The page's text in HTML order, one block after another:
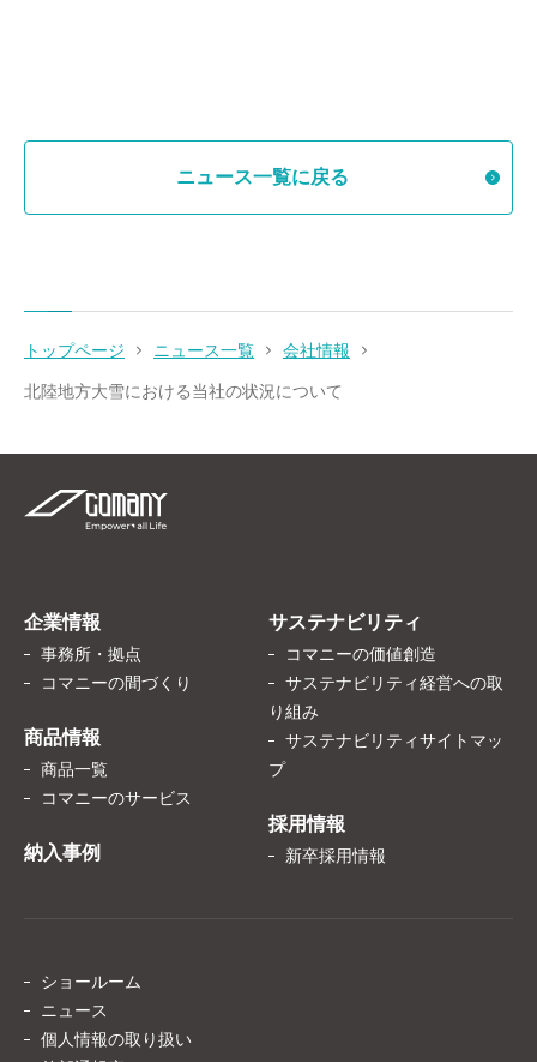
ニュース一覧に戻る
トップページ ニュース一覧 会社情報
北陸地方大雪における当社の状況について
企業情報
事務所・拠点
コマニーの間づくり
商品情報
商品一覧
コマニーのサービス
納入事例
サステナビリティ
コマニーの価値創造
サステナビリティ経営への取
り組み
サステナビリティサイトマッ
プ
採用情報
新卒採用情報
ショールーム
ニュース
個人情報の取り扱い